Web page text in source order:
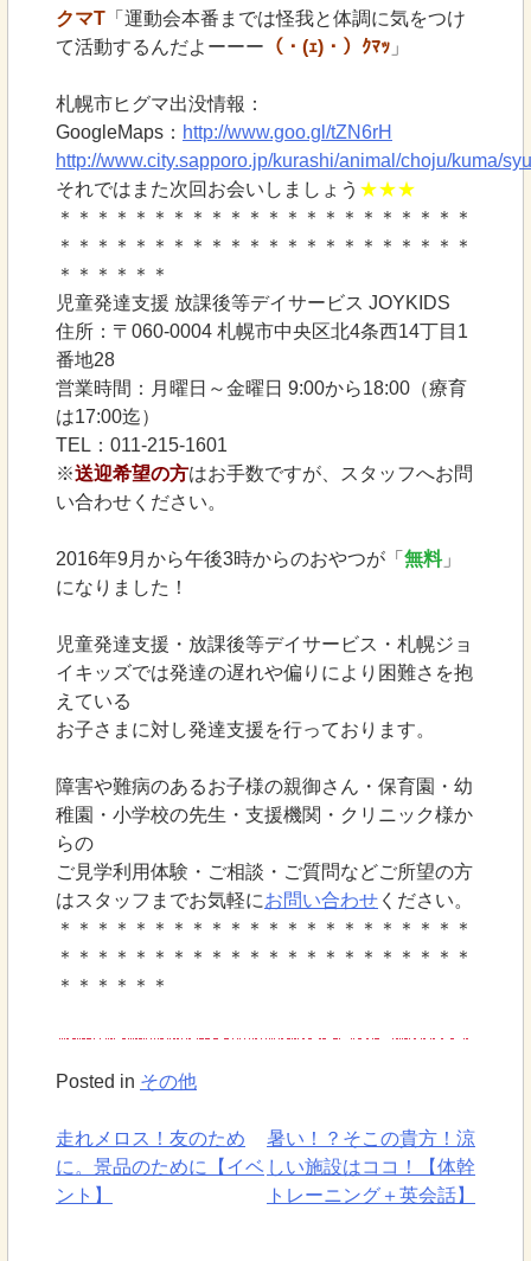
クマT 「運動会本番までは怪我と体調に気をつけ
て活動するんだよーーー （・(ｪ)・）ｸﾏｯ 」
札幌市ヒグマ出没情報：
GoogleMaps： http://www.goo.gl/tZN6rH
http://www.city.sapporo.jp/kurashi/animal/choju/kuma/
それではまた次回お会いしましょう ★★★
＊＊＊＊＊＊＊＊＊＊＊＊＊＊＊＊＊＊＊＊＊＊
＊＊＊＊＊＊＊＊＊＊＊＊＊＊＊＊＊＊＊＊＊＊
＊＊＊＊＊＊
児童発達支援 放課後等デイサービス JOYKIDS
住所：〒060-0004 札幌市中央区北4条西14丁目1
番地28
営業時間：月曜日～金曜日 9:00から18:00（療育
は17:00迄）
TEL：011-215-1601
※送迎希望の方はお手数ですが、スタッフへお問
い合わせください。
2016年9月から午後3時からのおやつが「 無料」
になりました！
児童発達支援・放課後等デイサービス・札幌ジョ
イキッズでは発達の遅れや偏りにより困難さを抱
えている
お子さまに対し発達支援を行っております。
障害や難病のあるお子様の親御さん・保育園・幼
稚園・小学校の先生・支援機関・クリニック様か
らの
ご見学利用体験・ご相談・ご質問などご所望の方
はスタッフまでお気軽にお問い合わせ ください。
＊＊＊＊＊＊＊＊＊＊＊＊＊＊＊＊＊＊＊＊＊＊
＊＊＊＊＊＊＊＊＊＊＊＊＊＊＊＊＊＊＊＊＊＊
＊＊＊＊＊＊
Posted in その他
投
稿
走れメロス！友のため
に。景品のために【イベ
ント】
暑い！？そこの貴方！涼
しい施設はココ！【体幹
トレーニング＋英会話】